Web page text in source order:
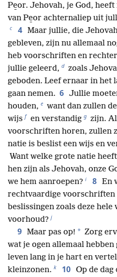
Pe̱or. Jehovah, je God,
van Pe̱or achternaliep uit
c 4 Maar jullie, die
gebleven, zijn nu allemaal
heb voorschriften en
jullie geleerd, d zoals
geboden. Leef ernaar in het
gaan nemen. 6 Jullie
houden, e want dan zullen
wijs f en verstandig g zijn.
voorschriften horen, zullen
natie is beslist een wijs en
Want welke grote natie
hen zijn als Jehovah, onze
we hem aanroepen? i 8 En
rechtvaardige
beslissingen zoals deze
voorhoud? j
9 Maar pas op! * Zorg
wat je ogen allemaal hebben
leven lang in je hart en
kleinzonen. k 10 Op de